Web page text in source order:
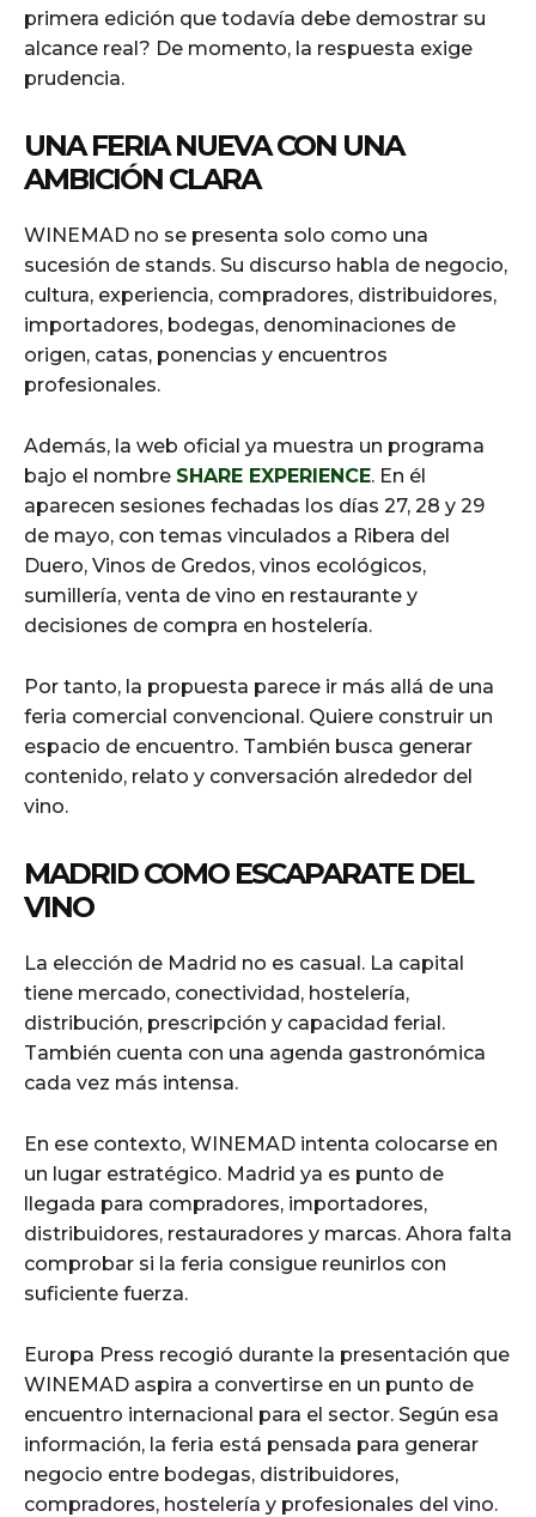
primera edición que todavía debe demostrar su
alcance real? De momento, la respuesta exige
prudencia.
UNA FERIA NUEVA CON UNA
AMBICIÓN CLARA
WINEMAD no se presenta solo como una
sucesión de stands. Su discurso habla de negocio,
cultura, experiencia, compradores, distribuidores,
importadores, bodegas, denominaciones de
origen, catas, ponencias y encuentros
profesionales.
Además, la web oficial ya muestra un programa
bajo el nombre SHARE EXPERIENCE. En él
aparecen sesiones fechadas los días 27, 28 y 29
de mayo, con temas vinculados a Ribera del
Duero, Vinos de Gredos, vinos ecológicos,
sumillería, venta de vino en restaurante y
decisiones de compra en hostelería.
Por tanto, la propuesta parece ir más allá de una
feria comercial convencional. Quiere construir un
espacio de encuentro. También busca generar
contenido, relato y conversación alrededor del
vino.
MADRID COMO ESCAPARATE DEL
VINO
La elección de Madrid no es casual. La capital
tiene mercado, conectividad, hostelería,
distribución, prescripción y capacidad ferial.
También cuenta con una agenda gastronómica
cada vez más intensa.
En ese contexto, WINEMAD intenta colocarse en
un lugar estratégico. Madrid ya es punto de
llegada para compradores, importadores,
distribuidores, restauradores y marcas. Ahora falta
comprobar si la feria consigue reunirlos con
suficiente fuerza.
Europa Press recogió durante la presentación que
WINEMAD aspira a convertirse en un punto de
encuentro internacional para el sector. Según esa
información, la feria está pensada para generar
negocio entre bodegas, distribuidores,
compradores, hostelería y profesionales del vino.